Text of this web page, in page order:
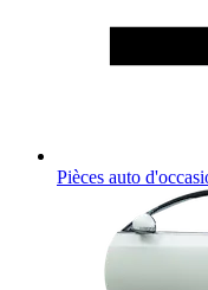
Pièces auto